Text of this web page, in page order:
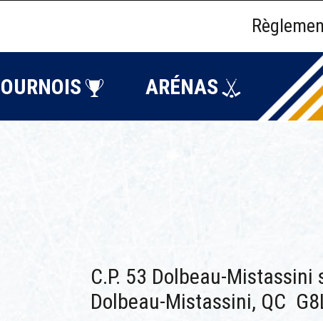
ARÉNAS
C.P. 53 Dolbeau-Mistassini
Dolbeau-Mistassini, QC